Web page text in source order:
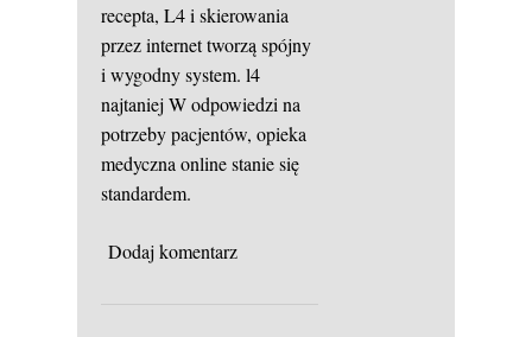
recepta, L4 i skierowania
przez internet tworzą spójny
i wygodny system. l4
najtaniej W odpowiedzi na
potrzeby pacjentów, opieka
medyczna online stanie się
standardem.
Dodaj komentarz